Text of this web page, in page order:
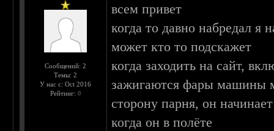
Сообщений: 2
Темы: 2
У нас с: Oct 2016
Рейтинг: 0
всем привет
когда то давно набредал я
может кто то подскажет
когда заходить на сайт,
зажигаются фары машины
сторону парня, он
когда он в полёте